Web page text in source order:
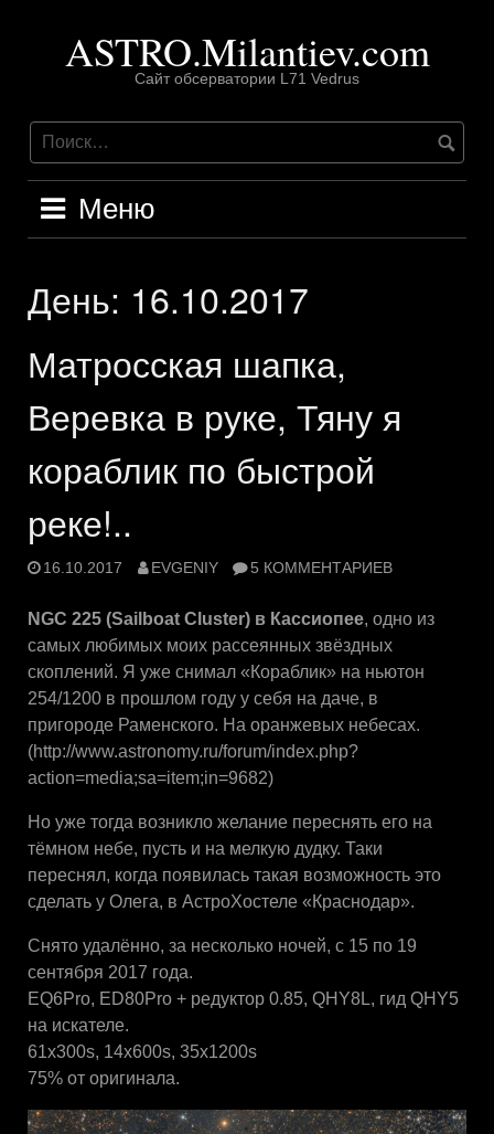
содержимомуASTRO.Milantiev.com
Сайт обсерватории L71 Vedrus
Меню
День: 16.10.2017
Матросская шапка,
Веревка в руке, Тяну я
кораблик по быстрой
реке!..
16.10.2017 EVGENIY 5 КОММЕНТАРИЕВ
NGC 225 (Sailboat Cluster) в Кассиопее, одно из
самых любимых моих рассеянных звёздных
скоплений. Я уже снимал «Кораблик» на ньютон
254/1200 в прошлом году у себя на даче, в
пригороде Раменского. На оранжевых небесах.
(http://www.astronomy.ru/forum/index.php?
action=media;sa=item;in=9682)
Но уже тогда возникло желание переснять его на
тёмном небе, пусть и на мелкую дудку. Таки
переснял, когда появилась такая возможность это
сделать у Олега, в АстроХостеле «Краснодар».
Снято удалённо, за несколько ночей, с 15 по 19
сентября 2017 года.
EQ6Pro, ED80Pro + редуктор 0.85, QHY8L, гид QHY5
на искателе.
61x300s, 14x600s, 35x1200s
75% от оригинала.